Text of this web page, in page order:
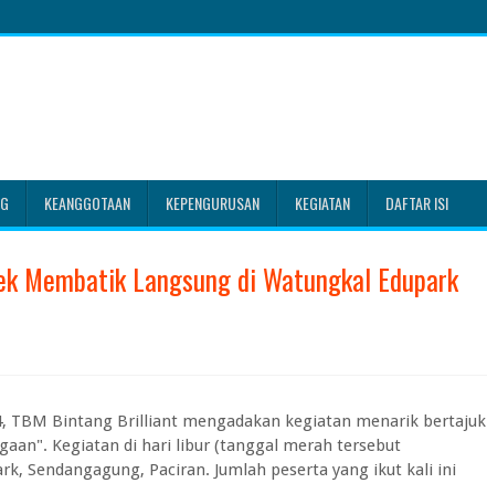
KEANGGOTAAN KEPENGURUSAN KEGIATAN DAFTAR ISI
Membatik Langsung di Watungkal Edupark
TBM Bintang Brilliant mengadakan kegiatan menarik bertajuk
Kegiatan di hari libur (tanggal merah tersebut
Sendangagung, Paciran. Jumlah peserta yang ikut kali ini